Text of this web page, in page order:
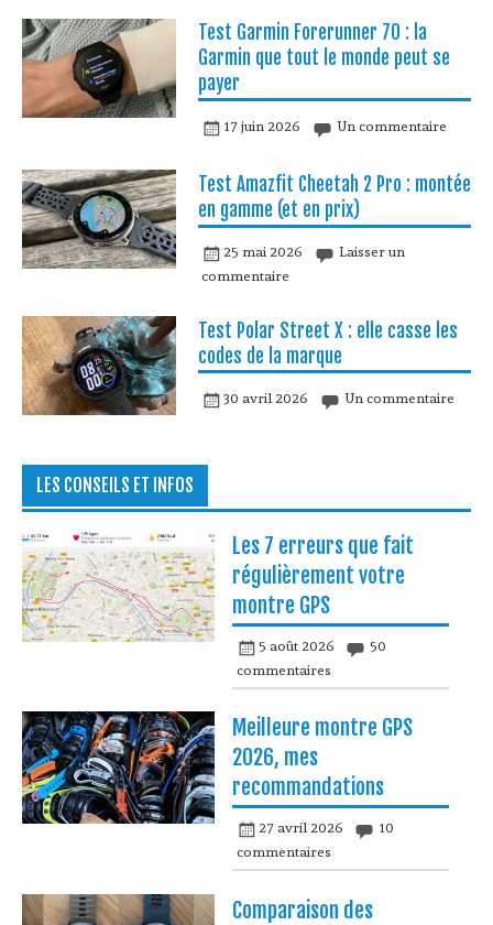
Test Garmin Forerunner 70 : la
Garmin que tout le monde peut se
payer
17 juin 2026 Un commentaire
Test Amazfit Cheetah 2 Pro : montée
en gamme (et en prix)
25 mai 2026
Laisser un
commentaire
Test Polar Street X : elle casse les
codes de la marque
30 avril 2026 Un commentaire
LES CONSEILS ET INFOS
Les 7 erreurs que fait
régulièrement votre
montre GPS
5 août 2026
50
commentaires
Meilleure montre GPS
2026, mes
recommandations
27 avril 2026
10
commentaires
Comparaison des